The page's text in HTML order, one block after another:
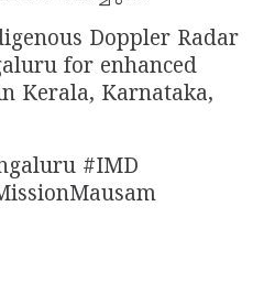
Doppler Radar
for enhanced
Kerala, Karnataka,
#IMD